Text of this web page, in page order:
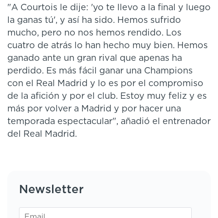
"A Courtois le dije: 'yo te llevo a la final y luego
la ganas tú', y así ha sido. Hemos sufrido
mucho, pero no nos hemos rendido. Los
cuatro de atrás lo han hecho muy bien. Hemos
ganado ante un gran rival que apenas ha
perdido. Es más fácil ganar una Champions
con el Real Madrid y lo es por el compromiso
de la afición y por el club. Estoy muy feliz y es
más por volver a Madrid y por hacer una
temporada espectacular", añadió el entrenador
del Real Madrid.
Newsletter